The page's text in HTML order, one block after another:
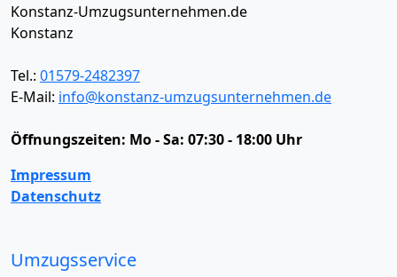
Konstanz-Umzugsunternehmen.de
Konstanz
Tel.: 01579-2482397
E-Mail: info@konstanz-umzugsunternehmen.de
Öffnungszeiten: Mo - Sa: 07:30 - 18:00 Uhr
Impressum
Datenschutz
Umzugsservice